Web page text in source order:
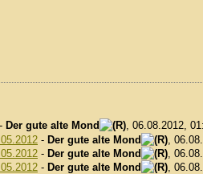
- Der gute alte Mond , 06.08.2012,
- Der gute alte Mond
,
- Der gute alte Mond
,
- Der gute alte Mond
,